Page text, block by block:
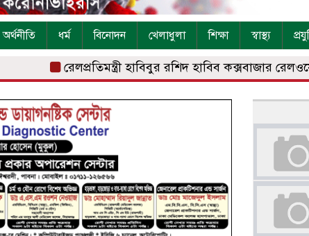
অর্থনীতি ধর্ম বিনোদন খেলাধুলা শিক্ষা স্বাস্থ্য
রেলপ্রতিমন্ত্রী হাবিবুর রশিদ হাবিব কক্সবাজার রেলওয়ে